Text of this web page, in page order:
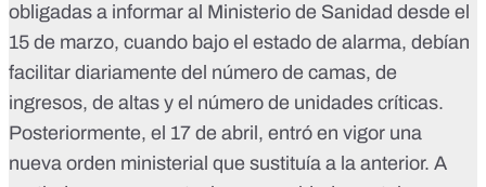
obligadas a informar al Ministerio de Sanidad desde el
15 de marzo, cuando bajo el estado de alarma, debían
facilitar diariamente del número de camas, de
ingresos, de altas y el número de unidades críticas.
Posteriormente, el 17 de abril, entró en vigor una
nueva orden ministerial que sustituía a la anterior. A